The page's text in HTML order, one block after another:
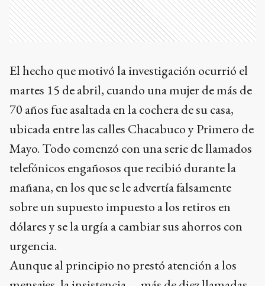
El hecho que motivó la investigación ocurrió el
martes 15 de abril, cuando una mujer de más de
70 años fue asaltada en la cochera de su casa,
ubicada entre las calles Chacabuco y Primero de
Mayo. Todo comenzó con una serie de llamados
telefónicos engañosos que recibió durante la
mañana, en los que se le advertía falsamente
sobre un supuesto impuesto a los retiros en
dólares y se la urgía a cambiar sus ahorros con
urgencia.
Aunque al principio no prestó atención a los